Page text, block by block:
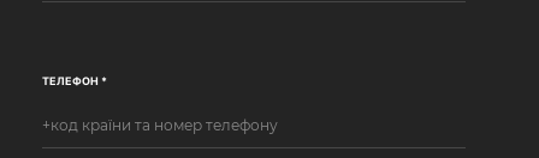
ТЕЛЕФОН *